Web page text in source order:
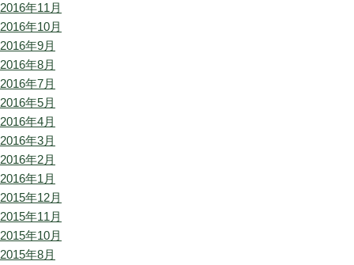
2016年11月
2016年10月
2016年9月
2016年8月
2016年7月
2016年5月
2016年4月
2016年3月
2016年2月
2016年1月
2015年12月
2015年11月
2015年10月
2015年8月